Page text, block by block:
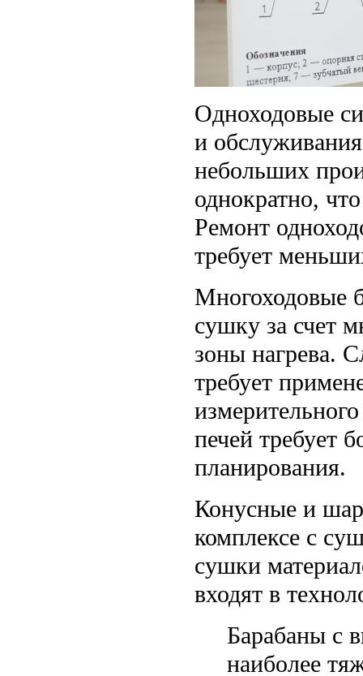
Одноходовые
и
небольших
однократно,
Ремонт
требует
Многоходовые
сушку за счет
зоны нагрева.
требует
печей требует
планирования.
Конусные и
комплексе с
сушки
входят в
Барабаны с
наиболее